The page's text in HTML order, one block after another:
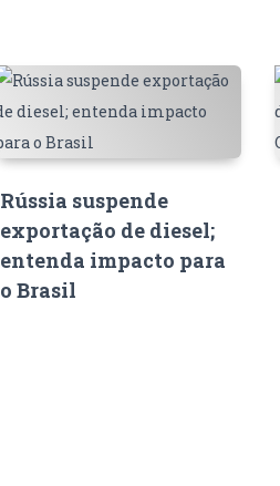
Rússia suspende
exportação de diesel;
entenda impacto para
o Brasil